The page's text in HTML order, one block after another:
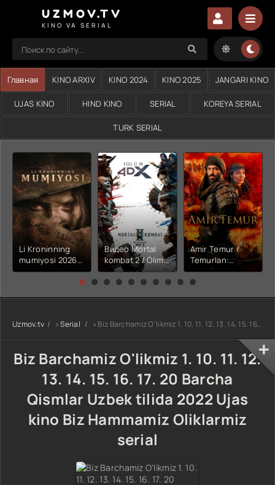
UZMOV.TV
KINO VA SERIAL
Главная KINO ARXIV KINO 2024 KINO 2025 JANGARI KINO
UJAS KINO HIND KINO SERIAL KOREYA SERIAL
TURK SERIAL
Li Kroninning
mumiyosi 2026
(uzbek tilida
kino) tarjima HD
Видео Mortal
kombat 2 / Ólim
jangi 2 (2026)
Uzbek tilida
Amir Temur /
Temurlan:
Fathchining
yuksalishi
tarjima kino Full
HD tas-ix
Uzmov.tv »Serial » Biz Barchamiz O'likmiz 1. 10. 11. 12. 13. 14. 15. 16. 17. 20 Barcha Qismlar Uzbek tilida 2022 Ujas kino Biz Hammamiz Oliklarmiz serial
Biz Barchamiz O'likmiz 1. 10. 11. 12.
13. 14. 15. 16. 17. 20 Barcha
Qismlar Uzbek tilida 2022 Ujas
kino Biz Hammamiz Oliklarmiz
serial